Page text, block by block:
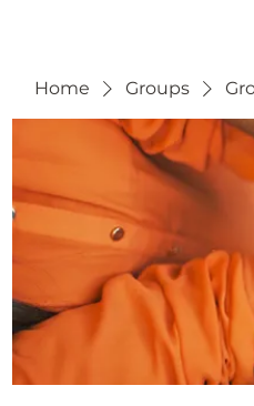
Home Groups